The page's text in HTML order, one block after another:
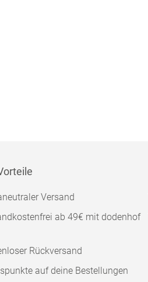
Versand
ab 49€ mit dodenhof
Rückversand
auf deine Bestellungen